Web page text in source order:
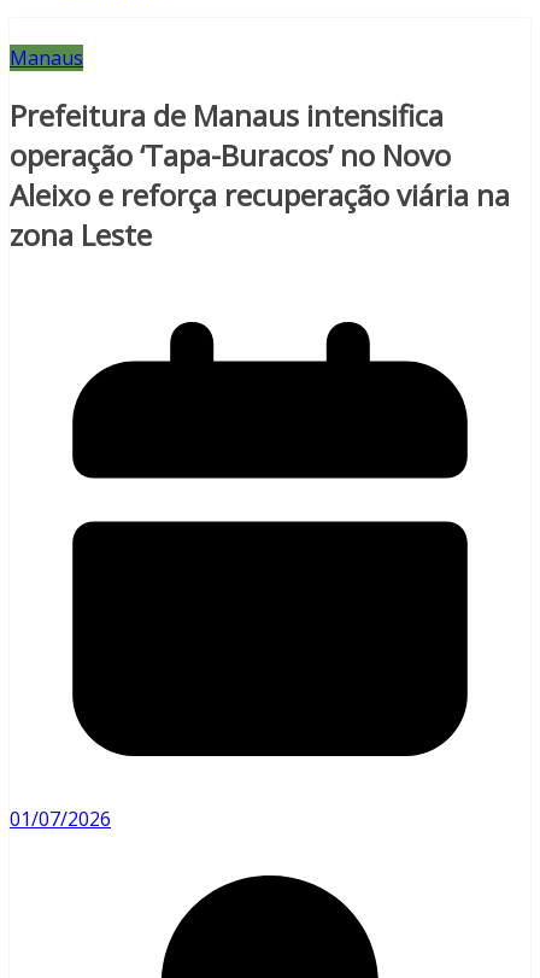
Manaus
Prefeitura de Manaus intensifica
operação ‘Tapa-Buracos’ no Novo
Aleixo e reforça recuperação viária na
zona Leste
01/07/2026